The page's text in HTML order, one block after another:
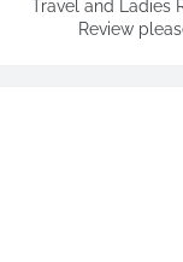
Travel and Ladies
Review